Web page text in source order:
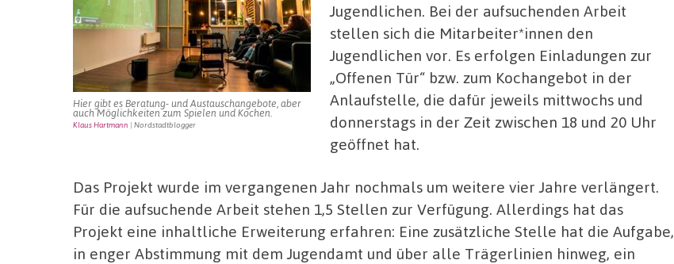
Hier gibt es Beratung- und Austauschangebote, aber
auch Möglichkeiten zum Spielen und Kochen.
Klaus Hartmann | Nordstadtblogger
Jugendlichen. Bei der aufsuchenden Arbeit
stellen sich die Mitarbeiter*innen den
Jugendlichen vor. Es erfolgen Einladungen zur
„Offenen Tür“ bzw. zum Kochangebot in der
Anlaufstelle, die dafür jeweils mittwochs und
donnerstags in der Zeit zwischen 18 und 20 Uhr
geöffnet hat.
Das Projekt wurde im vergangenen Jahr nochmals um weitere vier Jahre verlängert.
Für die aufsuchende Arbeit stehen 1,5 Stellen zur Verfügung. Allerdings hat das
Projekt eine inhaltliche Erweiterung erfahren: Eine zusätzliche Stelle hat die Aufgabe,
in enger Abstimmung mit dem Jugendamt und über alle Trägerlinien hinweg, ein